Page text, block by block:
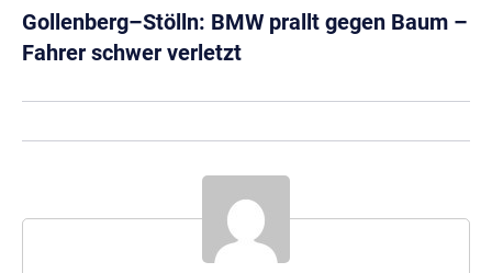
Gollenberg–Stölln: BMW prallt gegen Baum –
Fahrer schwer verletzt